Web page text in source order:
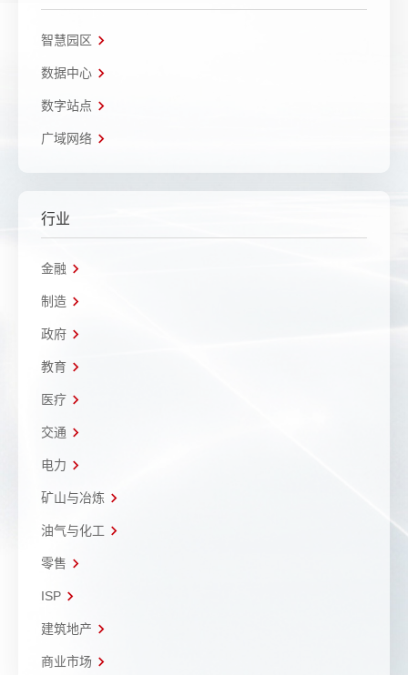
智慧园区
数据中心
数字站点
广域网络
行业
金融
制造
政府
教育
医疗
交通
电力
矿山与冶炼
油气与化工
零售
ISP
建筑地产
商业市场